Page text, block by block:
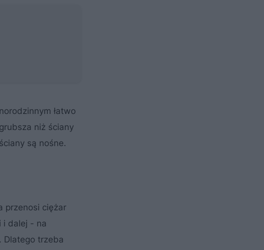
łatwo
niż ściany
są nośne.
przenosi ciężar
i dalej - na
Dlatego trzeba